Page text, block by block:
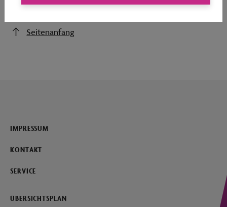
Seitenanfang
IMPRESSUM
KONTAKT
SERVICE
ÜBERSICHTSPLAN